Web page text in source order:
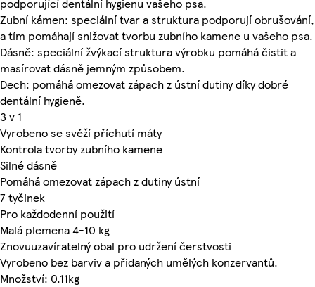
Zubní kámen: speciální tvar a struktura podporují obrušování,
a tím pomáhají snižovat tvorbu zubního kamene u vašeho psa.
Dásně: speciální žvýkací struktura výrobku pomáhá čistit a
masírovat dásně jemným způsobem.
Dech: pomáhá omezovat zápach z ústní dutiny díky dobré
dentální hygieně.
3 v 1
Vyrobeno se svěží příchutí máty
Kontrola tvorby zubního kamene
Silné dásně
Pomáhá omezovat zápach z dutiny ústní
7 tyčinek
Pro každodenní použití
Malá plemena 4-10 kg
Znovuuzavíratelný obal pro udržení čerstvosti
Vyrobeno bez barviv a přidaných umělých konzervantů.
Množství: 0.11kg